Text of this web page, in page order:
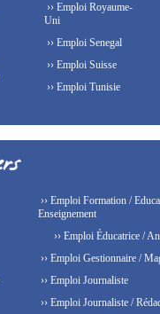
›› Emploi Royaume-
Uni
›› Emploi Senegal
›› Emploi Suisse
›› Emploi Tunisie
›› Emploi Formation /
Enseignement
›› Emploi Éducatrice /
›› Emploi Gestionnaire /
›› Emploi Journaliste
›› Emploi Journaliste /